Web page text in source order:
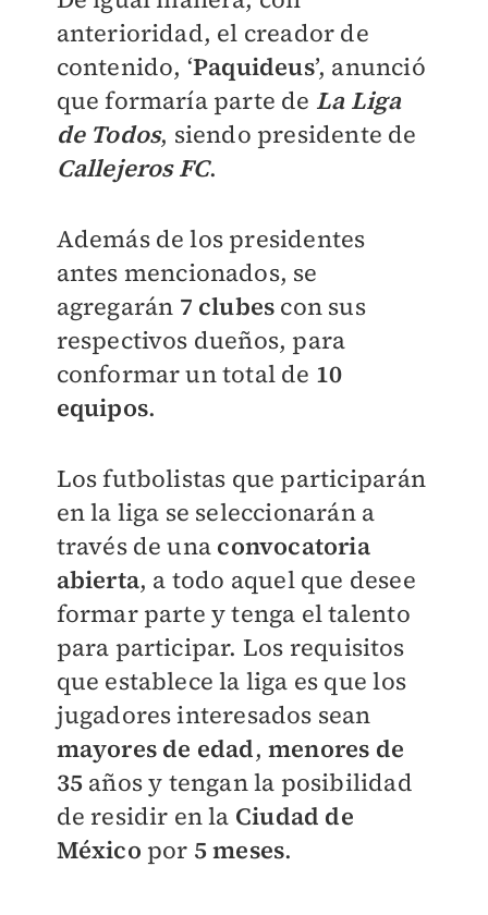
anterioridad, el creador de
contenido, ‘Paquideus’, anunció
que formaría parte de La Liga
de Todos, siendo presidente de
Callejeros FC.
Además de los presidentes
antes mencionados, se
agregarán 7 clubes con sus
respectivos dueños, para
conformar un total de 10
equipos.
Los futbolistas que participarán
en la liga se seleccionarán a
través de una convocatoria
abierta, a todo aquel que desee
formar parte y tenga el talento
para participar. Los requisitos
que establece la liga es que los
jugadores interesados sean
mayores de edad, menores de
35años y tengan la posibilidad
de residir en la Ciudad de
México por 5 meses.